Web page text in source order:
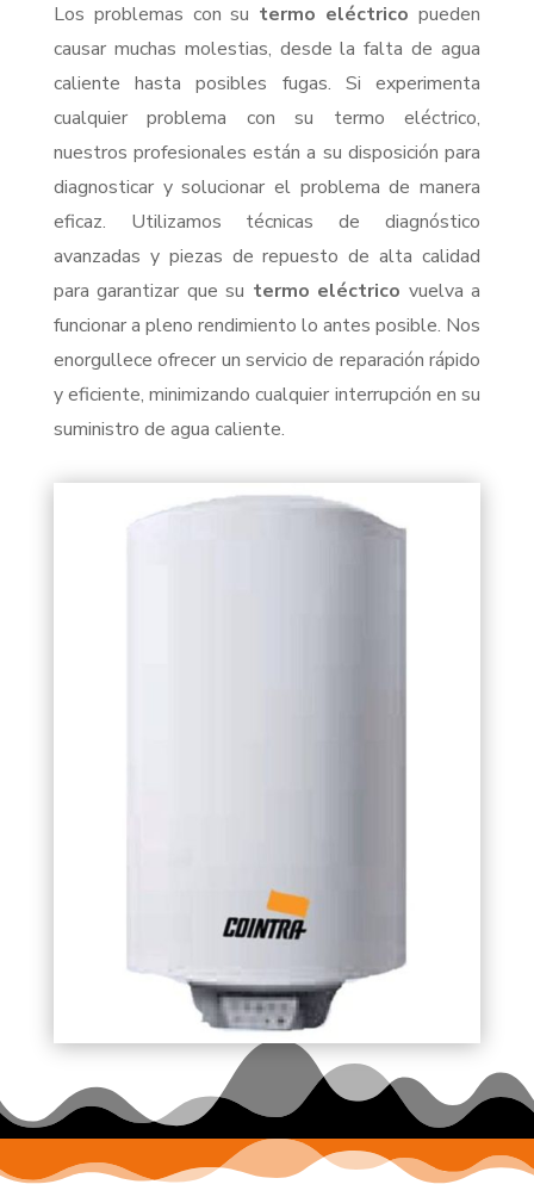
Los problemas con su termo eléctrico pueden
causar muchas molestias, desde la falta de agua
caliente hasta posibles fugas. Si experimenta
cualquier problema con su termo eléctrico,
nuestros profesionales están a su disposición para
diagnosticar y solucionar el problema de manera
eficaz. Utilizamos técnicas de diagnóstico
avanzadas y piezas de repuesto de alta calidad
para garantizar que su termo eléctrico vuelva a
funcionar a pleno rendimiento lo antes posible. Nos
enorgullece ofrecer un servicio de reparación rápido
y eficiente, minimizando cualquier interrupción en su
suministro de agua caliente.